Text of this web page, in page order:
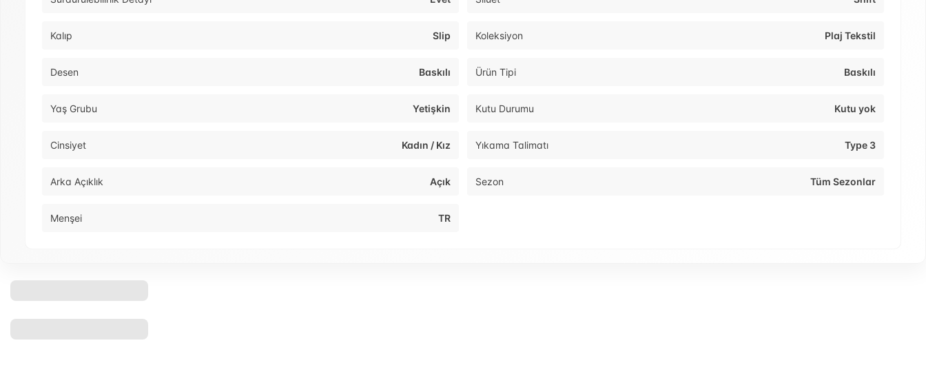
Kalıp Slip Koleksiyon Plaj Tekstil
Desen Baskılı Ürün Tipi Baskılı
Yaş Grubu Yetişkin Kutu Durumu Kutu yok
Cinsiyet Kadın / Kız Yıkama Talimatı Type 3
Arka Açıklık Açık Sezon Tüm Sezonlar
Menşei TR